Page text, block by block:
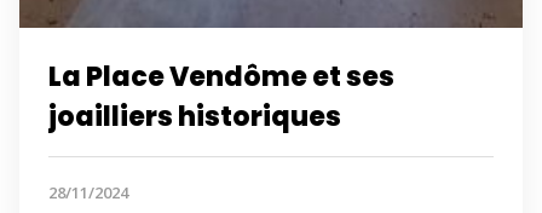
La Place Vendôme et ses
joailliers historiques
28/11/2024